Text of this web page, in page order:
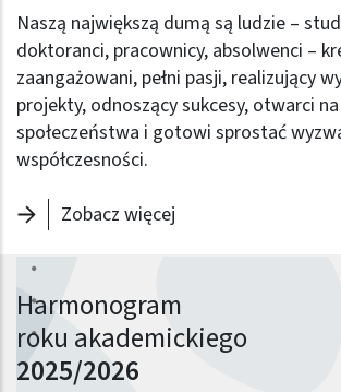
Naszą największą dumą są ludzie –
doktoranci, pracownicy, absolwenci –
zaangażowani, pełni pasji, realizujący
projekty, odnoszący sukcesy, otwarci
społeczeństwa i gotowi sprostać
współczesności.
Zobacz więcej- Politechnika to
Harmonogram
roku akademickiego
2025/2026